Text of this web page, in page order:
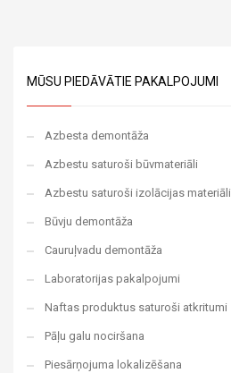
MŪSU PIEDĀVĀTIE PAKALPOJUMI
Azbesta demontāža
Azbestu saturoši būvmateriāli
Azbestu saturoši izolācijas materiāli
Būvju demontāža
Cauruļvadu demontāža
Laboratorijas pakalpojumi
Naftas produktus saturoši atkritumi
Pāļu galu nociršana
Piesārņojuma lokalizēšana